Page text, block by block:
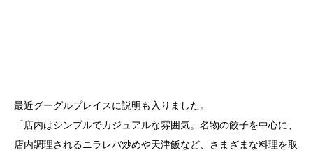
最近グーグルプレイスに説明も入りました。
「店内はシンプルでカジュアルな雰囲気。名物の餃子を中心に、
店内調理されるニラレバ炒めや天津飯など、さまざまな料理を取